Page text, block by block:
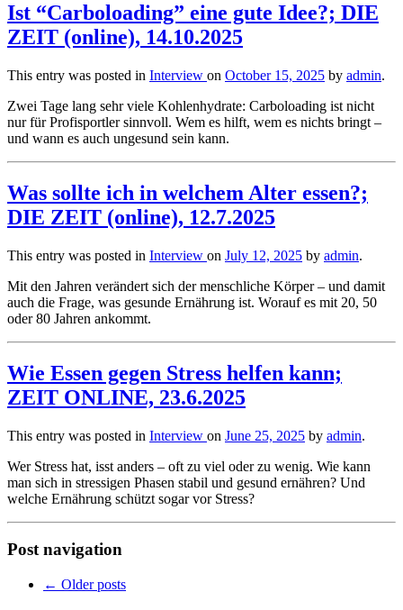
Ist “Carboloading” eine gute Idee?; DIE
ZEIT (online), 14.10.2025
This entry was posted in Interview on October 15, 2025 by admin.
Zwei Tage lang sehr viele Kohlenhydrate: Carboloading ist nicht
nur für Profisportler sinnvoll. Wem es hilft, wem es nichts bringt –
und wann es auch ungesund sein kann.
Was sollte ich in welchem Alter essen?;
DIE ZEIT (online), 12.7.2025
This entry was posted in Interview on July 12, 2025 by admin.
Mit den Jahren verändert sich der menschliche Körper – und damit
auch die Frage, was gesunde Ernährung ist. Worauf es mit 20, 50
oder 80 Jahren ankommt.
Wie Essen gegen Stress helfen kann;
ZEIT ONLINE, 23.6.2025
This entry was posted in Interview on June 25, 2025 by admin.
Wer Stress hat, isst anders – oft zu viel oder zu wenig. Wie kann
man sich in stressigen Phasen stabil und gesund ernähren? Und
welche Ernährung schützt sogar vor Stress?
Post navigation
← Older posts